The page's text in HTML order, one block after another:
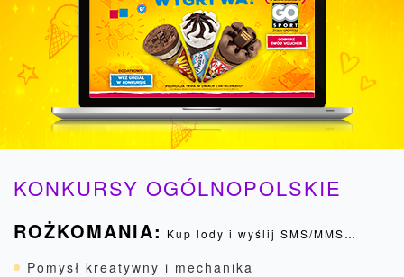
KONKURSY OGÓLNOPOLSKIE
ROŻKOMANIA: Kup lody i wyślij SMS/MMS…
Pomysł kreatywny i mechanika